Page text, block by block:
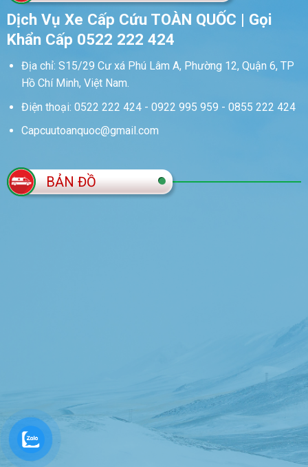
Dịch Vụ Xe Cấp Cứu TOÀN QUỐC | Gọi
Khẩn Cấp 0522 222 424
Địa chỉ: S15/29 Cư xá Phú Lâm A, Phường 12, Quận 6, TP
Hồ Chí Minh, Việt Nam.
Điện thoại: 0522 222 424 - 0922 995 959 - 0855 222 424
Capcuutoanquoc@gmail.com
BẢN ĐỒ